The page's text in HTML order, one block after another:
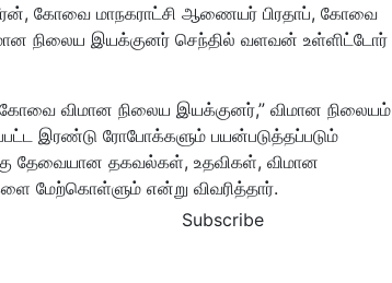
Subscribe
கோவை மாநகராட்சி ஆணையர் பிரதாப், கோவை
நிலைய இயக்குனர் செந்தில் வளவன் உள்ளிட்டோர்
கோவை விமான நிலைய இயக்குனர்,” விமான நிலையம்
இரண்டு ரோபோக்களும் பயன்படுத்தப்படும்
தேவையான தகவல்கள், உதவிகள், விமான
மேற்கொள்ளும் என்று விவரித்தார்.